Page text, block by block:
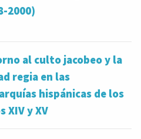
2000)
al culto jacobeo y la
regia en las
hispánicas de los
XIV y XV